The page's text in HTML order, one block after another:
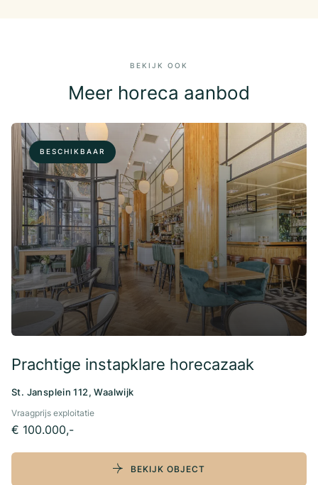
BEKIJK OOK
Meer horeca aanbod
BESCHIKBAAR
Prachtige instapklare horecazaak
St. Jansplein 112, Waalwijk
Vraagprijs exploitatie
€ 100.000,-
BEKIJK OBJECT